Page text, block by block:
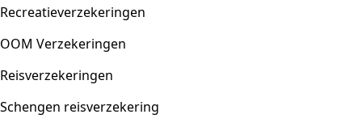
Recreatieverzekeringen
OOM Verzekeringen
Reisverzekeringen
Schengen reisverzekering